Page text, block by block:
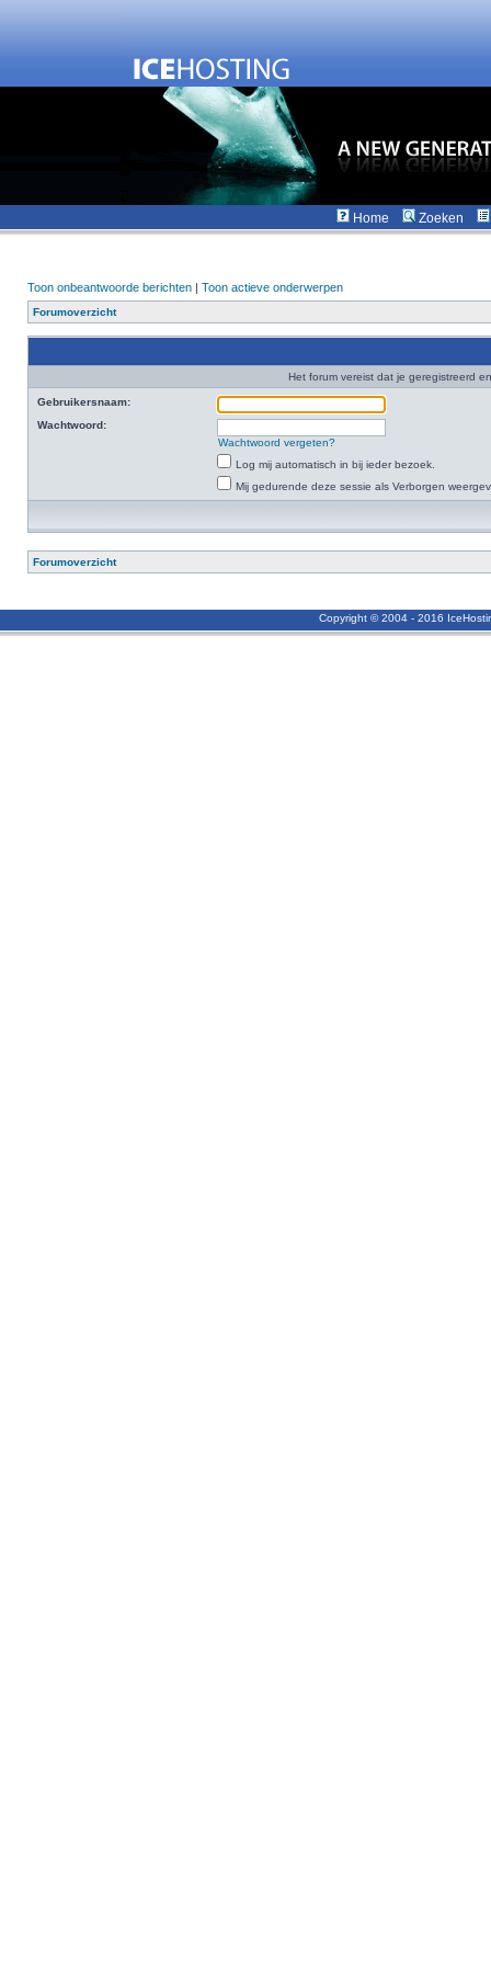
Home Zoeken
Toon onbeantwoorde berichten | Toon actieve onderwerpen
Forumoverzicht
Het forum vereist dat je geregistreerd
Gebruikersnaam:
Wachtwoord:
Wachtwoord vergeten?
Log mij automatisch in bij ieder bezoek.
Mij gedurende deze sessie als Verborgen
Forumoverzicht
Copyright © 2004 - 2016